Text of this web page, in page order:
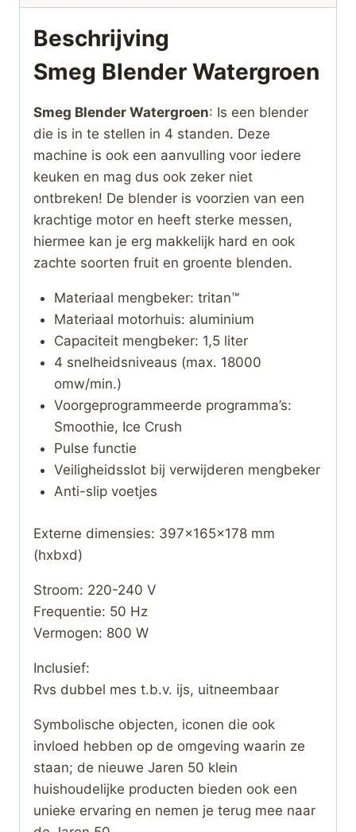
Beschrijving
Smeg Blender Watergroen
Smeg Blender Watergroen: Is een blender
die is in te stellen in 4 standen. Deze
machine is ook een aanvulling voor iedere
keuken en mag dus ook zeker niet
ontbreken! De blender is voorzien van een
krachtige motor en heeft sterke messen,
hiermee kan je erg makkelijk hard en ook
zachte soorten fruit en groente blenden.
Materiaal mengbeker: tritan™
Materiaal motorhuis: aluminium
Capaciteit mengbeker: 1,5 liter
4 snelheidsniveaus (max. 18000
omw/min.)
Voorgeprogrammeerde programma’s:
Smoothie, Ice Crush
Pulse functie
Veiligheidsslot bij verwijderen mengbeker
Anti-slip voetjes
Externe dimensies: 397x165x178 mm
(hxbxd)
Stroom: 220-240 V
Frequentie: 50 Hz
Vermogen: 800 W
Inclusief:
Rvs dubbel mes t.b.v. ijs, uitneembaar
Symbolische objecten, iconen die ook
invloed hebben op de omgeving waarin ze
staan; de nieuwe Jaren 50 klein
huishoudelijke producten bieden ook een
unieke ervaring en nemen je terug mee naar